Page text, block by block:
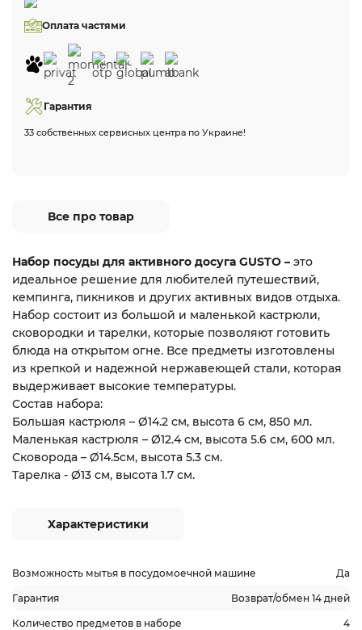
Оплата частями
Гарантия
33 собственных сервисных центра по Украине!
Все про товар
Набор посуды для активного досуга GUSTO – это
идеальное решение для любителей путешествий,
кемпинга, пикников и других активных видов отдыха.
Набор состоит из большой и маленькой кастрюли,
сковородки и тарелки, которые позволяют готовить
блюда на открытом огне. Все предметы изготовлены
из крепкой и надежной нержавеющей стали, которая
выдерживает высокие температуры.
Состав набора:
Большая кастрюля – Ø14.2 см, высота 6 см, 850 мл.
Маленькая кастрюля – Ø12.4 см, высота 5.6 см, 600 мл.
Сковорода – Ø14.5см, высота 5.3 см.
Тарелка - Ø13 см, высота 1.7 см.
Характеристики
Возможность мытья в посудомоечной машине Да
Гарантия Возврат/обмен 14 дней
Количество предметов в наборе 4